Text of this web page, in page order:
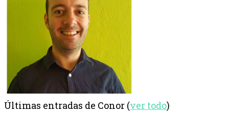
Últimas entradas de Conor (ver todo)